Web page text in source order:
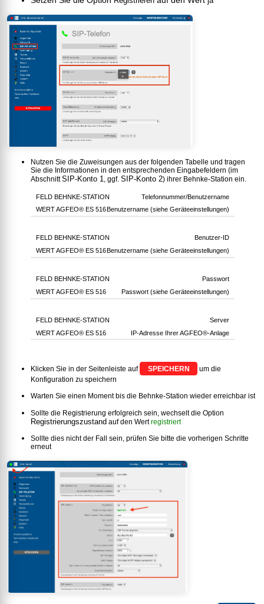
Nutzen Sie die Zuweisungen aus der folgenden Tabelle und tragen
Sie die Informationen in den entsprechenden Eingabefeldern (im
AbschnittSIP-Konto 1 , ggf.SIP-Konto 2) ihrer Behnke-Station ein.
Telefonnummer/Benutzername
Benutzername (siehe Geräteeinstellungen)
Benutzer-ID
Benutzername (siehe Geräteeinstellungen)
Passwort
Passwort (siehe Geräteeinstellungen)
Server
IP-Adresse Ihrer AGFEO®-Anlage
Klicken Sie in der Seitenleiste auf SPEICHERN
um die
Konfiguration zu speichern
Warten Sie einen Moment bis die Behnke-Station wieder erreichbar ist
Sollte die Registrierung erfolgreich sein, wechselt die Option
Registrierungszustand auf den Wertregistriert
Sollte dies nicht der Fall sein, prüfen Sie bitte die vorherigen Schritte
erneut